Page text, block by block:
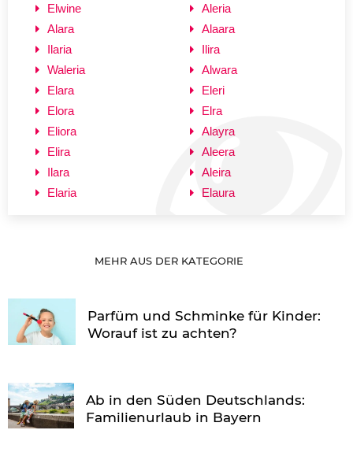
Elwine
Alara
Ilaria
Waleria
Elara
Elora
Eliora
Elira
Ilara
Elaria
Aleria
Alaara
Ilira
Alwara
Eleri
Elra
Alayra
Aleera
Aleira
Elaura
MEHR AUS DER KATEGORIE
Parfüm und Schminke für Kinder:
Worauf ist zu achten?
Ab in den Süden Deutschlands:
Familienurlaub in Bayern